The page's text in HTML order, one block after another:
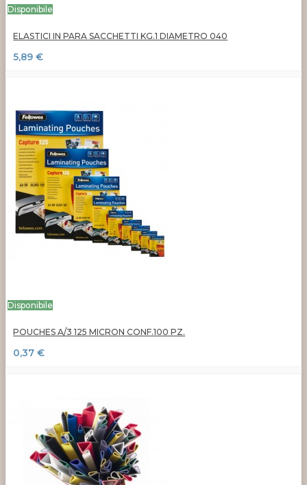
Disponibile
ELASTICI IN PARA SACCHETTI KG.1 DIAMETRO 040
5,89 €
Disponibile
POUCHES A/3 125 MICRON CONF.100 PZ.
0,37 €